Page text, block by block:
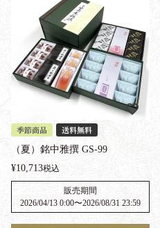
季節商品 送料無料
（夏）銘中雅撰 GS-99
¥10,713税込
販売期間
2026/04/13 0:00〜2026/08/31 23:59